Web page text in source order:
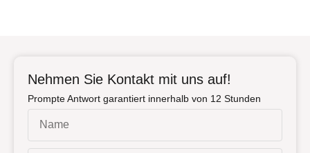
Nehmen Sie Kontakt mit uns auf!
Prompte Antwort garantiert innerhalb von 12 Stunden